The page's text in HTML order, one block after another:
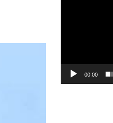
00:00